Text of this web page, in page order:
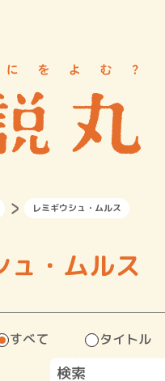
レミギウシュ・ムルス
ュ・ムルス
すべて タイトル